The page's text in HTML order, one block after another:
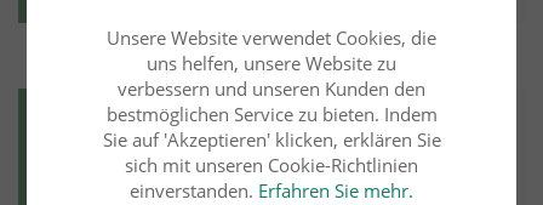
Handels- und Gesellschaftsrecht 13.07.2023
Dr. Simon WeilerNotar
Beschlüsse über die
Unsere Website verwendet Cookies, die
uns helfen, unsere Website zu
verbessern und unseren Kunden den
bestmöglichen Service zu bieten. Indem
Sie auf 'Akzeptieren' klicken, erklären Sie
sich mit unseren Cookie-Richtlinien
einverstanden. Erfahren Sie mehr.